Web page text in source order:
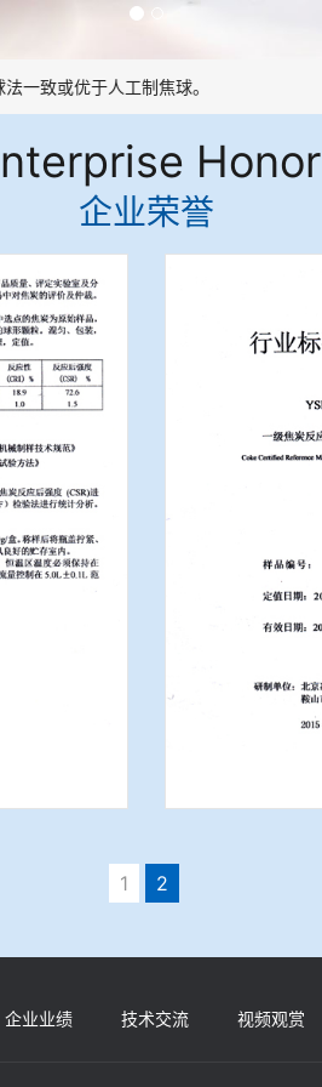
致或优于人工制焦球。
Honor
企业荣誉
1 2
企业业绩 技术交流 视频观赏